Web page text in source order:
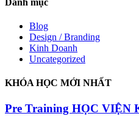
Blog
Design / Branding
Kinh Doanh
Uncategorized
KHÓA HỌC MỚI NHẤT
Pre Training HỌC VIỆN